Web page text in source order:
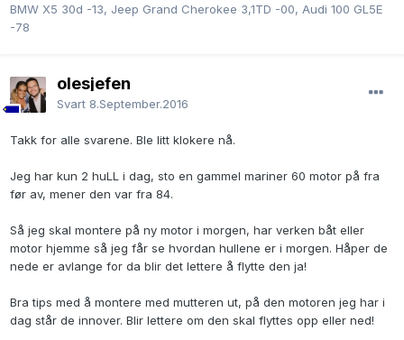
BMW X5 30d -13, Jeep Grand Cherokee 3,1TD -00, Audi 100 GL5E
-78
olesjefen
Svart 8.September.2016
Takk for alle svarene. Ble litt klokere nå.
Jeg har kun 2 huLL i dag, sto en gammel mariner 60 motor på fra
før av, mener den var fra 84.
Så jeg skal montere på ny motor i morgen, har verken båt eller
motor hjemme så jeg får se hvordan hullene er i morgen. Håper de
nede er avlange for da blir det lettere å flytte den ja!
Bra tips med å montere med mutteren ut, på den motoren jeg har i
dag står de innover. Blir lettere om den skal flyttes opp eller ned!